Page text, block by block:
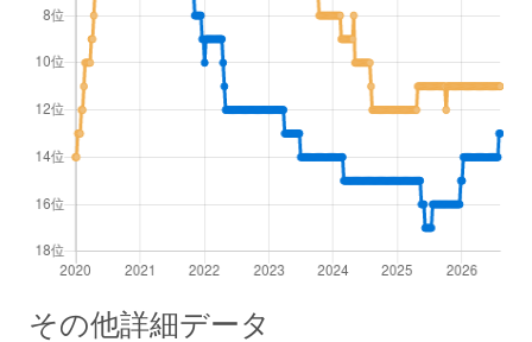
その他詳細データ